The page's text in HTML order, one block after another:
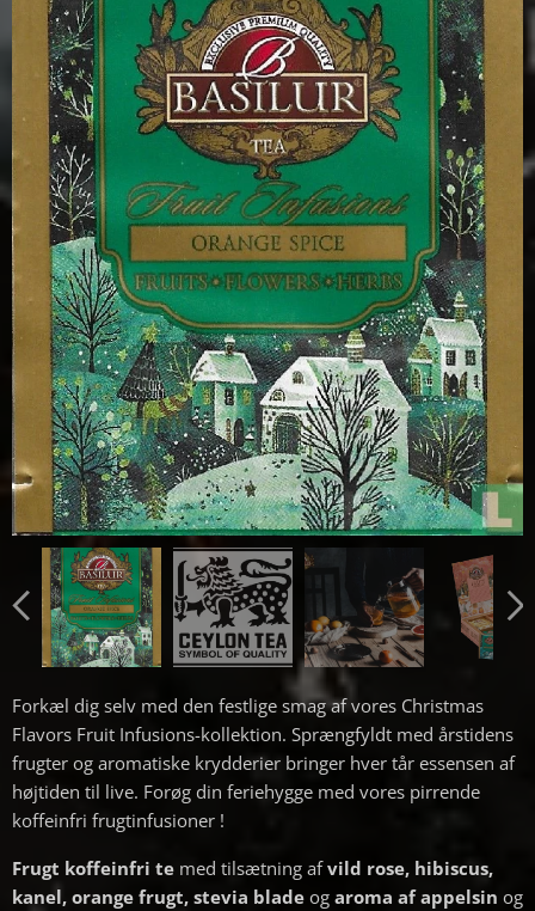
Forkæl dig selv med den festlige smag af vores Christmas
Flavors Fruit Infusions-kollektion. Sprængfyldt med årstidens
frugter og aromatiske krydderier bringer hver tår essensen af ​​
højtiden til live. Forøg din feriehygge med vores pirrende
koffeinfri frugtinfusioner !
Frugt koffeinfri te med tilsætning afvild rose, hibiscus,
kanel, orange frugt, stevia blade og aroma af appelsin og